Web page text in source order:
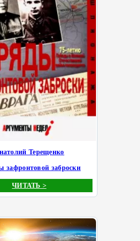
Терещенко
зафронтовой заброски
ЧИТАТЬ >